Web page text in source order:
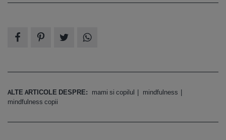
ALTE ARTICOLE DESPRE: mami si copilul
mindfulness
mindfulness copii